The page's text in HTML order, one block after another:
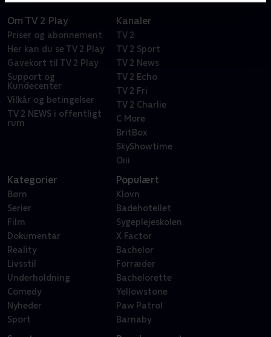
Om TV 2 Play
Priser og abonnement
Her kan du se TV 2 Play
Gavekort til TV 2 Play
Support og
Kundecenter
Vilkår og betingelser
TV 2 NEWS i offentligt
rum
Kanaler
TV 2
TV 2 Sport
TV 2 News
TV 2 Echo
TV 2 Fri
TV 2 Charlie
C More
BritBox
SkyShowtime
Oiii
Kategorier
Børn
Serier
Film
Dokumentar
Reality
Livsstil
Underholdning
Comedy
Nyheder
Sport
Populært
Klovn
Badehotellet
Sygeplejeskolen
X Factor
Bachelor
Forræder
Bachelorette
Yellowstone
Paw Patrol
Barnaby